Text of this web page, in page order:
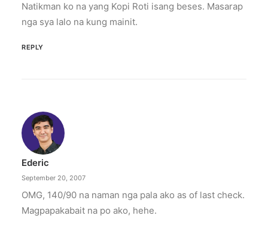
Natikman ko na yang Kopi Roti isang beses. Masarap
nga sya lalo na kung mainit.
REPLY
Ederic
September 20, 2007
OMG, 140/90 na naman nga pala ako as of last check.
Magpapakabait na po ako, hehe.